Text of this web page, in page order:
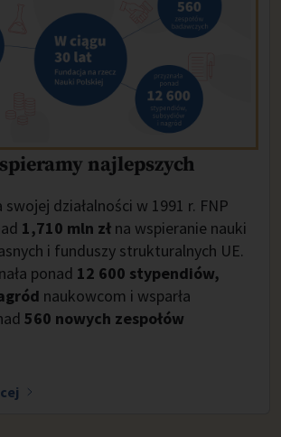
najlepszych
działalności w 1991 r. FNP
1,710 mln zł na wspieranie nauki
i funduszy strukturalnych UE.
ponad 12 600 stypendiów,
naukowcom i wsparła
560 nowych zespołów